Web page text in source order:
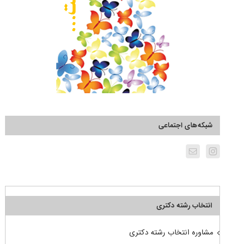
شبکه‌های اجتماعی
انتخاب رشته دکتری
مشاوره انتخاب رشته دکتری